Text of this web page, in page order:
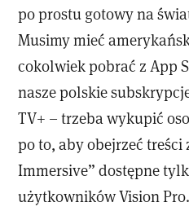
po prostu gotowy na
Musimy mieć
cokolwiek pobrać z App
nasze polskie
TV+ – trzeba wykupić
po to, aby obejrzeć treści
Immersive” dostępne
użytkowników Vision